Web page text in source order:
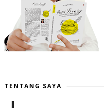
TENTANG SAYA